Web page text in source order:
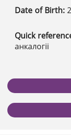
Date of Birth:
Quick
анкалогіі